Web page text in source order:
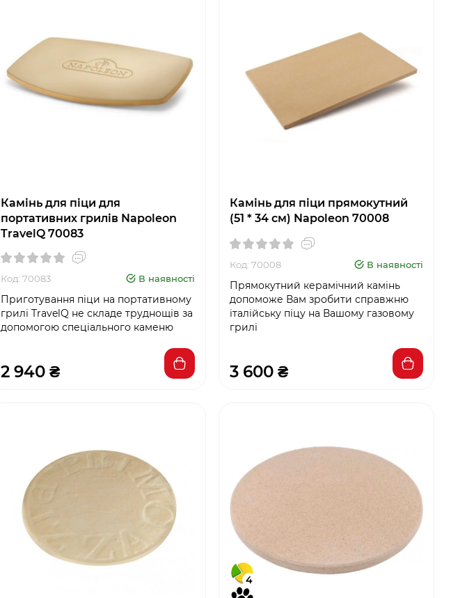
Камінь для піци для
портативних грилів Napoleon
TravelQ 70083
Код: 70083 В наявності
Приготування піци на портативному
грилі TravelQ не складе труднощів за
допомогою спеціального каменю
2 940 ₴
Камінь для піци прямокутний
(51 * 34 см) Napoleon 70008
Код: 70008 В наявності
Прямокутний керамічний камінь
допоможе Вам зробити справжню
італійську піцу на Вашому газовому
грилі
3 600 ₴
4